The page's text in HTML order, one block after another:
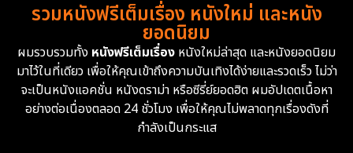
รวมหนังฟรีเต็มเรื่อง หนังใหม่ และหนัง
ยอดนิยม
ผมรวบรวมทั้ง หนังฟรีเต็มเรื่อง หนังใหม่ล่าสุด และหนังยอดนิยม
มาไว้ในที่เดียว เพื่อให้คุณเข้าถึงความบันเทิงได้ง่ายและรวดเร็ว ไม่ว่า
จะเป็นหนังแอคชั่น หนังดราม่า หรือซีรี่ย์ยอดฮิต ผมอัปเดตเนื้อหา
อย่างต่อเนื่องตลอด 24 ชั่วโมง เพื่อให้คุณไม่พลาดทุกเรื่องดังที่
กำลังเป็นกระแส